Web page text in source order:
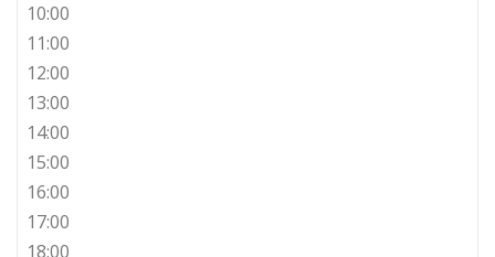
10:00
11:00
12:00
13:00
14:00
15:00
16:00
17:00
18:00